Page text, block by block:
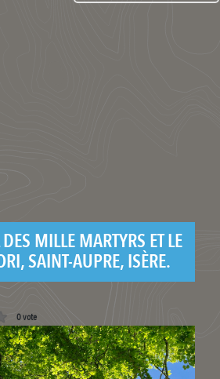
MILLE MARTYRS ET LE
SAINT-AUPRE, ISÈRE.
0 vote